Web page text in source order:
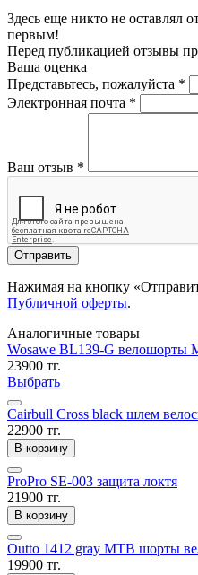
Здесь еще никто не оставлял
первым!
Перед публикацией отзывы
Ваша оценка
Представьтесь, пожалуйста *
Электронная почта *
Ваш отзыв *
Отправить
Нажимая на кнопку
Публичной оферты.
Аналогичные товары
Wosawe BL139-G велошорты
23900 тг.
Выбрать
Cairbull Cross black шлем
22900 тг.
В корзину
ProPro SE-003 защита локтя
21900 тг.
В корзину
Outto 1412 gray MTB шорты
19900 тг.